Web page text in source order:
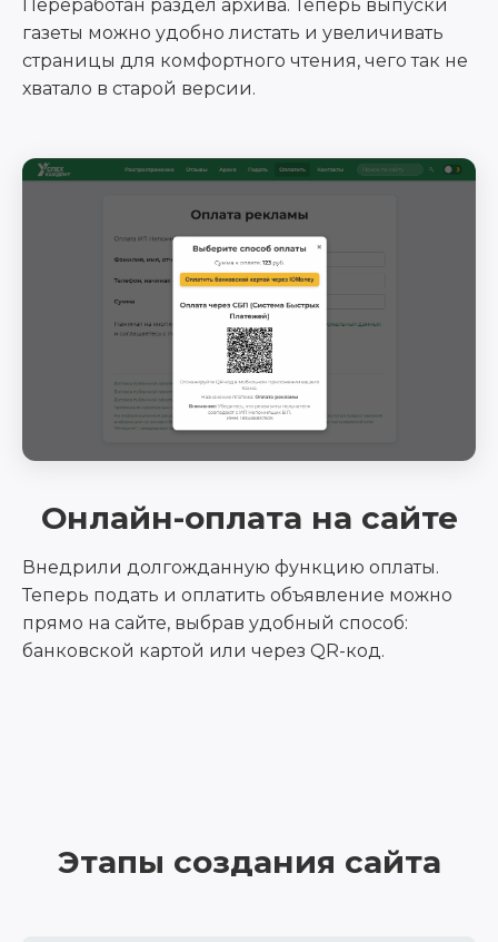
Переработан раздел архива. Теперь выпуски
газеты можно удобно листать и увеличивать
страницы для комфортного чтения, чего так не
хватало в старой версии.
Онлайн-оплата на сайте
Внедрили долгожданную функцию оплаты.
Теперь подать и оплатить объявление можно
прямо на сайте, выбрав удобный способ:
банковской картой или через QR-код.
Этапы создания сайта